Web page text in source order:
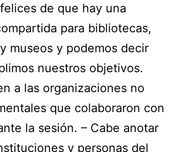
de que hay una
para bibliotecas,
museos y podemos decir
nuestros objetivos.
a las organizaciones no
que colaboraron con
la sesión. – Cabe anotar
y personas del